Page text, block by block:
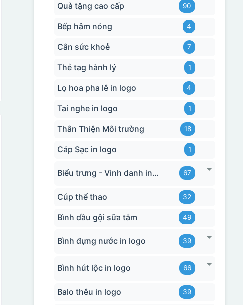
Quà tặng cao cấp 90
Bếp hâm nóng 4
Cân sức khoẻ 7
Thẻ tag hành lý 1
Lọ hoa pha lê in logo 4
Tai nghe in logo 1
Thân Thiện Môi trường 18
Cáp Sạc in logo 1
Biểu trưng - Vinh danh in logo 67
Cúp thể thao 32
Bình dầu gội sữa tắm 49
Bình đựng nước in logo 39
Bình hút lộc in logo 66
Balo thêu in logo 39